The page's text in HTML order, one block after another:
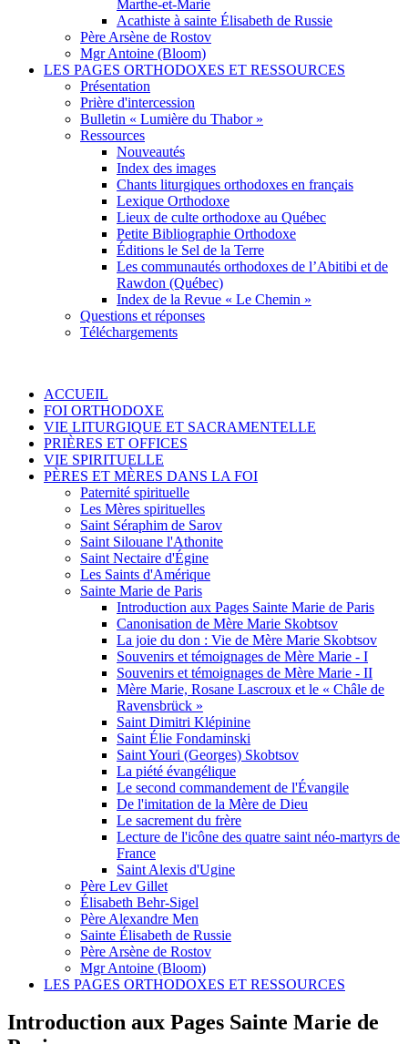
Marthe-et-Marie
Acathiste à sainte Élisabeth de Russie
Père Arsène de Rostov
Mgr Antoine (Bloom)
LES PAGES ORTHODOXES ET RESSOURCES
Présentation
Prière d'intercession
Bulletin « Lumière du Thabor »
Ressources
Nouveautés
Index des images
Chants liturgiques orthodoxes en français
Lexique Orthodoxe
Lieux de culte orthodoxe au Québec
Petite Bibliographie Orthodoxe
Éditions le Sel de la Terre
Les communautés orthodoxes de l’Abitibi et de
Rawdon (Québec)
Index de la Revue « Le Chemin »
Questions et réponses
Téléchargements
ACCUEIL
FOI ORTHODOXE
VIE LITURGIQUE ET SACRAMENTELLE
PRIÈRES ET OFFICES
VIE SPIRITUELLE
PÈRES ET MÈRES DANS LA FOI
Paternité spirituelle
Les Mères spirituelles
Saint Séraphim de Sarov
Saint Silouane l'Athonite
Saint Nectaire d'Égine
Les Saints d'Amérique
Sainte Marie de Paris
Introduction aux Pages Sainte Marie de Paris
Canonisation de Mère Marie Skobtsov
La joie du don : Vie de Mère Marie Skobtsov
Souvenirs et témoignages de Mère Marie - I
Souvenirs et témoignages de Mère Marie - II
Mère Marie, Rosane Lascroux et le « Châle de
Ravensbrück »
Saint Dimitri Klépinine
Saint Élie Fondaminski
Saint Youri (Georges) Skobtsov
La piété évangélique
Le second commandement de l'Évangile
De l'imitation de la Mère de Dieu
Le sacrement du frère
Lecture de l'icône des quatre saint néo-martyrs de
France
Saint Alexis d'Ugine
Père Lev Gillet
Élisabeth Behr-Sigel
Père Alexandre Men
Sainte Élisabeth de Russie
Père Arsène de Rostov
Mgr Antoine (Bloom)
LES PAGES ORTHODOXES ET RESSOURCES
Introduction aux Pages Sainte Marie de